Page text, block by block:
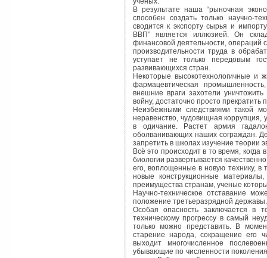
В результате наша “рыночная
способен создать только научно-
сводится к экспорту сырья и
ВВП” является иллюзией. Он
финансовой деятельности, операций
производительности труда в
уступает не только передовым
развивающихся стран.
Некоторые высокотехнологичные и
фармацевтическая
внешние враги захотели
войну, достаточно просто прекратить
Неизбежными следствиями такой
неравенство, чудовищная коррупция,
в одичание. Растет армия
оболванивающих наших сограждан.
запретить в школах изучение теории
Всё это происходит в то время, когда
биологии развертывается
его, воплощенные в новую технику, в
новые конструкционные
преимущества странам, ученые
Научно-техническое отставание
положение третьеразрядной державы.
Особая опасность заключается в
техническому прогрессу в самый
только можно представить. В
старение народа, сокращение его
выходит многочисленное
убывающие по численности